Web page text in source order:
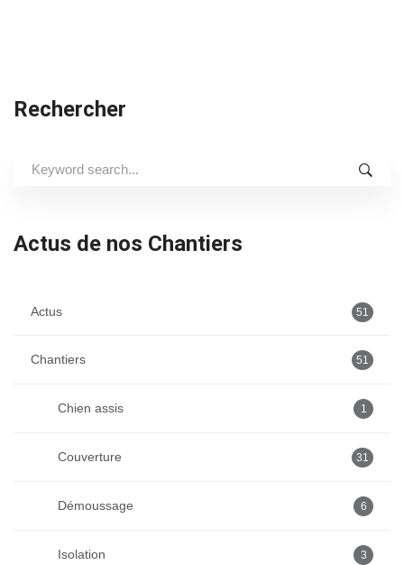
Rechercher
Search
Actus de nos Chantiers
Actus 51
Chantiers 51
Chien assis 1
Couverture 31
Démoussage 6
Isolation 3